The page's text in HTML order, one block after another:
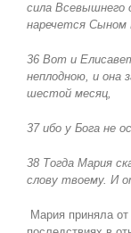
сила Всевышнего
наречется Сыном
36 Вот и
неплодною, и она
шестой месяц,
37 ибо у Бога не
38 Тогда Мария
слову твоему. И
Мария приняла